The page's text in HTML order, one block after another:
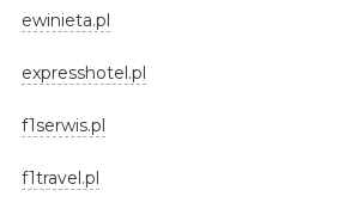
ewinieta.pl
expresshotel.pl
f1serwis.pl
f1travel.pl